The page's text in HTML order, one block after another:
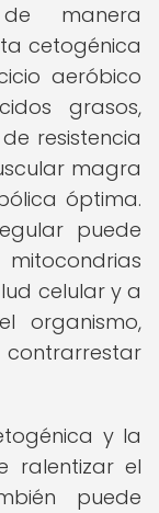
de manera
cetogénica
aeróbico
grasos,
resistencia
magra
óptima.
puede
celular y a
organismo,
y la
ralentizar el
puede